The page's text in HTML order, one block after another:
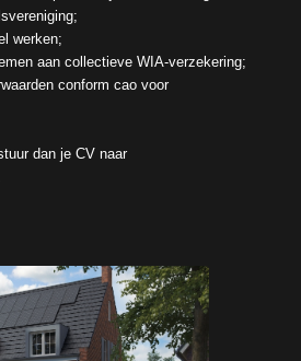
werken;
aan collectieve WIA-verzekering;
conform cao voor
dan je CV naar